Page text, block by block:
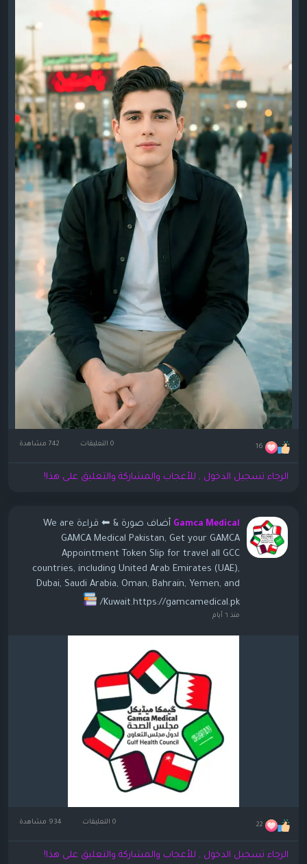
16 0 التعليقات
الرجاء تسجيل الدخول , للأعجاب والمشاركة والتعليق على هذا!
Gamca Medical أضاف صورة
& ⬅ قراءة We are
GAMCA Medical Pakistan, Get your GAMCA
Appointment Token Slip for travel all GCC
countries, including United Arab Emirates (UAE),
Dubai, Saudi Arabia, Oman, Bahrain, Yemen, and
Kuwait.https://gamcamedical.pk/
منذ ٦ أيام
22 0 التعليقات
الرجاء تسجيل الدخول , للأعجاب والمشاركة والتعليق على هذا!